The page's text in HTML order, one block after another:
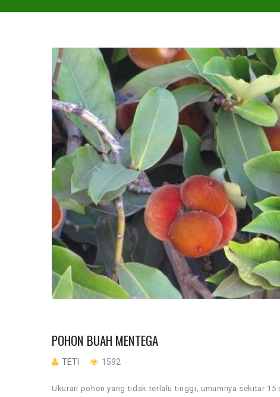
POHON BUAH MENTEGA
TETI 1592
Ukuran pohon yang tidak terlalu tinggi, umumnya sekitar